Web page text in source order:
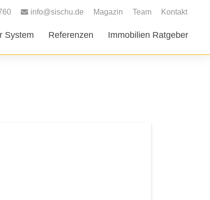
info@sischu.de Magazin Team Kontakt
System Referenzen Immobilien Ratgeber